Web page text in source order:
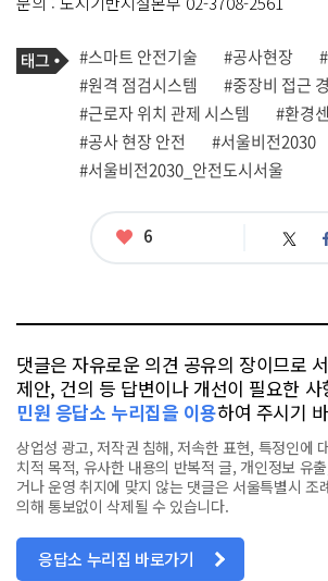
기
사
관
련
태
그
태
그
#스마트 안전기술 #공사현장
#원격 점검시스템
#중장비 접근
#근로자 위치 관제 시스템
#환경
#공사 현장 안전
#서울비전2030
#서울비전2030_안전도시서울
좋
6 트
댓글은 자유로운 의견 공유의 장이므로
제안, 건의 등 답변이나 개선이 필요한
민원 응답소 누리집을 이용하여 주시기
상업성 광고, 저작권 침해, 저속한 표현, 특정인에
치적 목적, 유사한 내용의 반복적 글, 개인정보 유
거나 운영 취지에 맞지 않는 댓글은 서울특별시 조
의해 통보없이 삭제될 수 있습니다.
응답소 누리집 바로가기